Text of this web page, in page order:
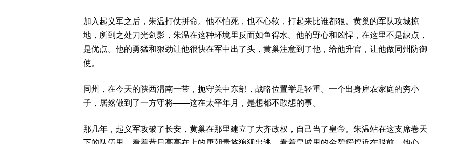
加入起义军之后，朱温打仗拼命。他不怕死，也不心软，打起来比谁都狠。黄巢的军队攻城掠
地，所到之处刀光剑影，朱温在这种环境里反而如鱼得水。他的野心和凶悍，在这里不是缺点，
是优点。他的勇猛和狠劲让他很快在军中出了头，黄巢注意到了他，给他升官，让他做同州防御
使。
同州，在今天的陕西渭南一带，扼守关中东部，战略位置举足轻重。一个出身雇农家庭的穷小
子，居然做到了一方守将——这在太平年月，是想都不敢想的事。
那几年，起义军攻破了长安，黄巢在那里建立了大齐政权，自己当了皇帝。朱温站在这支席卷天